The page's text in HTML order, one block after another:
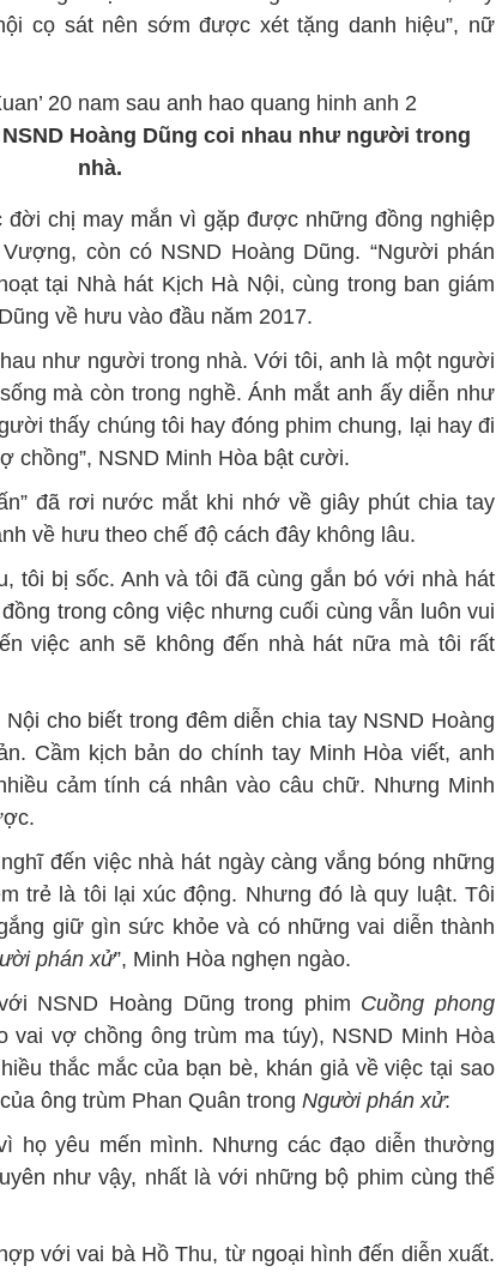
cọ sát nên sớm được xét tặng danh hiệu”, nữ
Hoàng Dũng coi nhau như người trong
nhà.
đời chị may mắn vì gặp được những đồng nghiệp
còn có NSND Hoàng Dũng. “Người phán
tại Nhà hát Kịch Hà Nội, cùng trong ban giám
về hưu vào đầu năm 2017.
như người trong nhà. Với tôi, anh là một người
mà còn trong nghề. Ánh mắt anh ấy diễn như
thấy chúng tôi hay đóng phim chung, lại hay đi
chồng”, NSND Minh Hòa bật cười.
đã rơi nước mắt khi nhớ về giây phút chia tay
về hưu theo chế độ cách đây không lâu.
tôi bị sốc. Anh và tôi đã cùng gắn bó với nhà hát
trong công việc nhưng cuối cùng vẫn luôn vui
việc anh sẽ không đến nhà hát nữa mà tôi rất
cho biết trong đêm diễn chia tay NSND Hoàng
Cầm kịch bản do chính tay Minh Hòa viết, anh
cảm tính cá nhân vào câu chữ. Nhưng Minh
đến việc nhà hát ngày càng vắng bóng những
trẻ là tôi lại xúc động. Nhưng đó là quy luật. Tôi
giữ gìn sức khỏe và có những vai diễn thành
phán xử”, Minh Hòa nghẹn ngào.
NSND Hoàng Dũng trong phim Cuồng phong
vai vợ chồng ông trùm ma túy), NSND Minh Hòa
thắc mắc của bạn bè, khán giả về việc tại sao
ông trùm Phan Quân trong Người phán xử:
họ yêu mến mình. Nhưng các đạo diễn thường
như vậy, nhất là với những bộ phim cùng thể
với vai bà Hồ Thu, từ ngoại hình đến diễn xuất.